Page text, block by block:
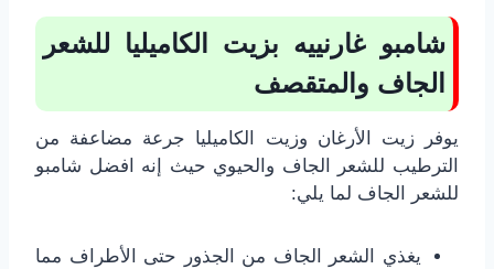
شامبو غارنييه بزيت الكاميليا للشعر
الجاف والمتقصف
يوفر زيت الأرغان وزيت الكاميليا جرعة مضاعفة من
الترطيب للشعر الجاف والحيوي حيث إنه افضل شامبو
للشعر الجاف لما يلي:
يغذي الشعر الجاف من الجذور حتى الأطراف مما